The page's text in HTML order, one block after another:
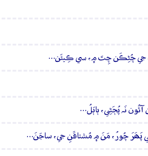
جي چُڻِڪَن چِتَ ۾، سي ڪِيئَن…
نَہ پُڄَڻِي، ٻاٻَلُ…
پَھَرَ چُورُ، مَنَ ۾ مُشتاقَنِ جي، ساجَنَ…